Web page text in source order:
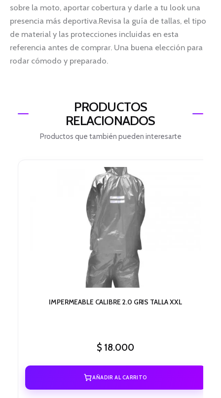
sobre la moto, aportar cobertura y darle a tu look una
presencia más deportiva.Revisa la guía de tallas, el tipo
de material y las protecciones incluidas en esta
referencia antes de comprar. Una buena elección para
rodar cómodo y preparado.
PRODUCTOS
RELACIONADOS
Productos que también pueden interesarte
IMPERMEABLE CALIBRE 2.0 GRIS TALLA XXL
$ 18.000
AÑADIR AL CARRITO